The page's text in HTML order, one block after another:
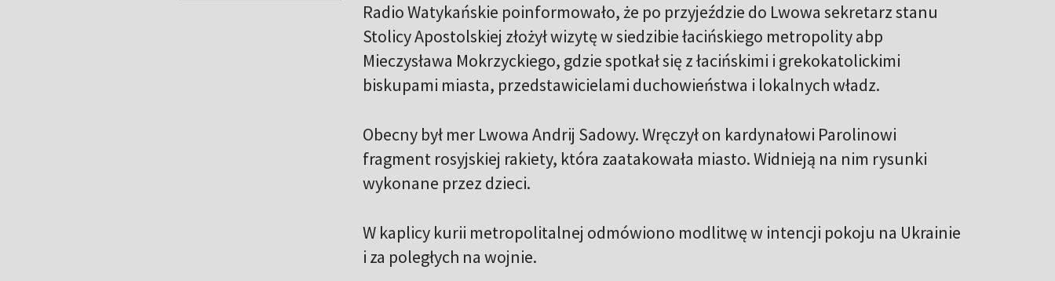
Radio Watykańskie poinformowało, że po przyjeździe do Lwowa sekretarz stanu
Stolicy Apostolskiej złożył wizytę w siedzibie łacińskiego metropolity abp
Mieczysława Mokrzyckiego, gdzie spotkał się z łacińskimi i grekokatolickimi
biskupami miasta, przedstawicielami duchowieństwa i lokalnych władz.
Obecny był mer Lwowa Andrij Sadowy. Wręczył on kardynałowi Parolinowi
fragment rosyjskiej rakiety, która zaatakowała miasto. Widnieją na nim rysunki
wykonane przez dzieci.
W kaplicy kurii metropolitalnej odmówiono modlitwę w intencji pokoju na Ukrainie
i za poległych na wojnie.